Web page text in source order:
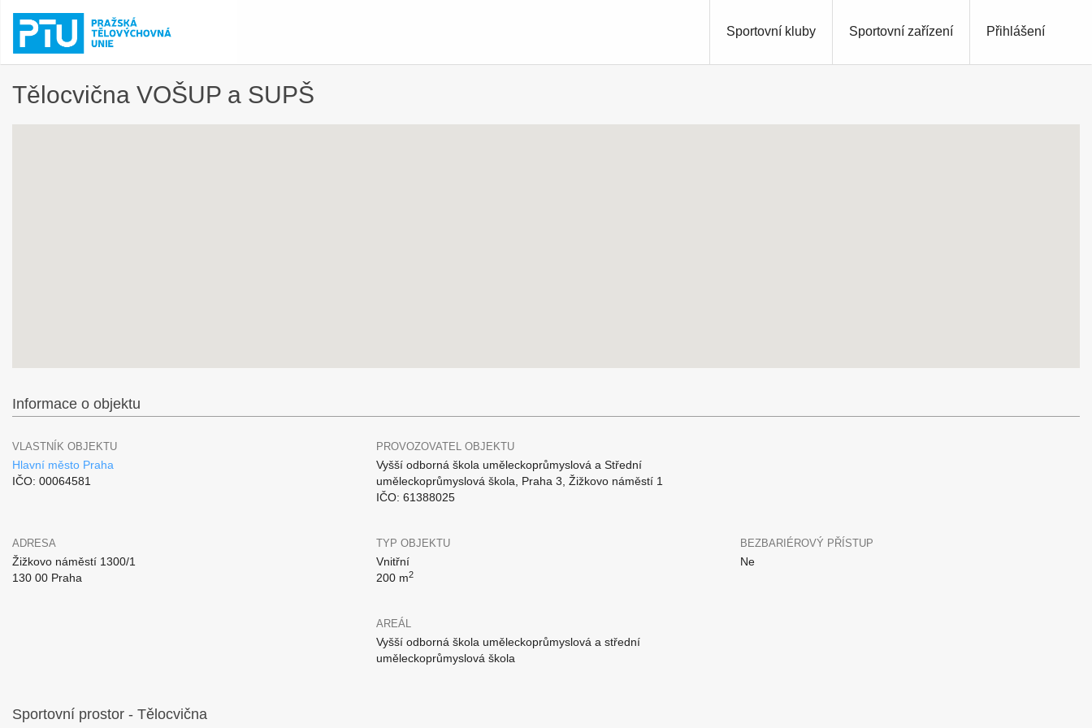
Přihlášení
Sportovní kluby Sportovní zařízení
Tělocvična VOŠUP a SUPŠ
Informace o objektu
VLASTNÍK OBJEKTU
Hlavní město Praha
IČO: 00064581
PROVOZOVATEL OBJEKTU
Vyšší odborná škola uměleckoprůmyslová a Střední
uměleckoprůmyslová škola, Praha 3, Žižkovo náměstí 1
IČO: 61388025
ADRESA
Žižkovo náměstí 1300/1
130 00 Praha
TYP OBJEKTU
Vnitřní
200 m2
BEZBARIÉROVÝ PŘÍSTUP
Ne
AREÁL
Vyšší odborná škola uměleckoprůmyslová a střední
uměleckoprůmyslová škola
Sportovní prostor - Tělocvična